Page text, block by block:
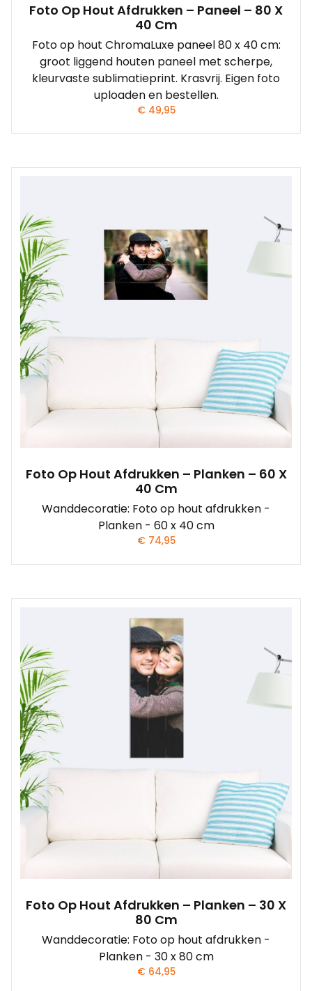
Foto Op Hout Afdrukken – Paneel – 80 X
40 Cm
Foto op hout ChromaLuxe paneel 80 x 40 cm:
groot liggend houten paneel met scherpe,
kleurvaste sublimatieprint. Krasvrij. Eigen foto
uploaden en bestellen.
€49,95
Foto Op Hout Afdrukken – Planken – 60 X
40 Cm
Wanddecoratie: Foto op hout afdrukken -
Planken - 60 x 40 cm
€74,95
Foto Op Hout Afdrukken – Planken – 30 X
80 Cm
Wanddecoratie: Foto op hout afdrukken -
Planken - 30 x 80 cm
€64,95